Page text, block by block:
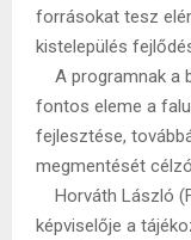
forrásokat tesz
kistelepülés
A programnak a
fontos eleme a
fejlesztése,
megmentését
Horváth László
képviselője a